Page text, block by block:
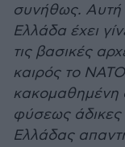
συνήθως. Αυτή
Ελλάδα έχει
τις βασικές
καιρός το
κακομαθημένη
φύσεως άδικες
Ελλάδας